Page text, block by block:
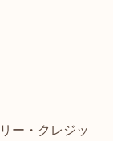
ー・クレジッ